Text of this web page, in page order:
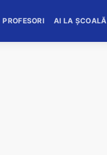
PROFESORI AI LA ȘCOALĂ